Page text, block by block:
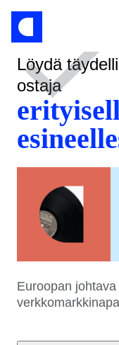
Löydä
ostaja
Euroopan